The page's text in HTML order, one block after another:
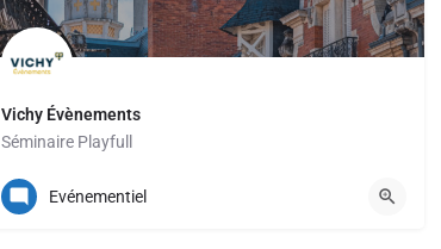
Vichy Évènements
Séminaire Playfull
+33 (0) 4 70 30 50 16
Evénementiel